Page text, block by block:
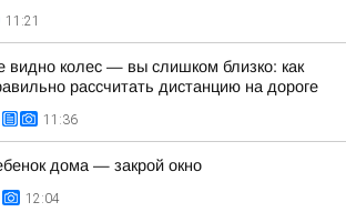
11:21
видно колес — вы слишком близко: как
рассчитать дистанцию на дороге
11:36
дома — закрой окно
12:04